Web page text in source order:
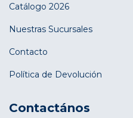
Catálogo 2026
Nuestras Sucursales
Contacto
Política de Devolución
Contactános